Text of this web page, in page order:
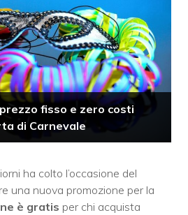
fisso e zero costi
di Carnevale
ha colto l’occasione del
una nuova promozione per la
è gratis per chi acquista